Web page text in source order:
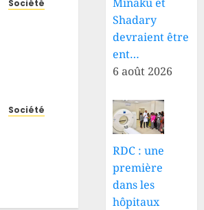
Société
d’Ebola,
Société
Shadary
devraient être
ent…
6 août 2026
RDC : une
première
dans les
hôpitaux